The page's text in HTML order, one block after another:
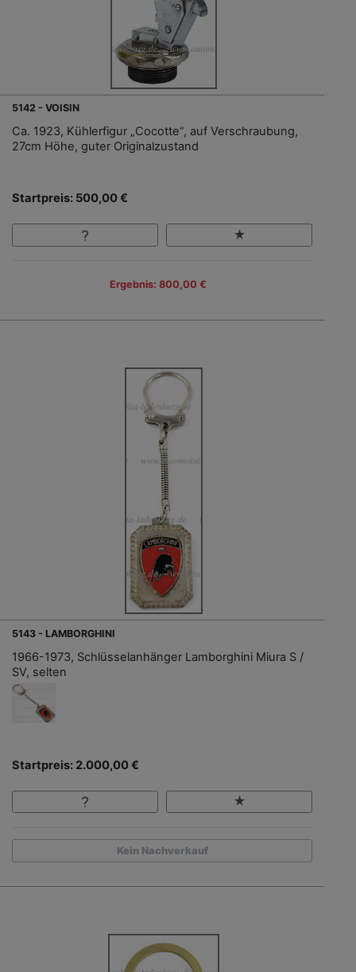
5142 - VOISIN
Ca. 1923, Kühlerfigur „Cocotte“, auf Verschraubung,
27cm Höhe, guter Originalzustand
Startpreis: 500,00 €
Ergebnis: 800,00 €
5143 - LAMBORGHINI
1966-1973, Schlüsselanhänger Lamborghini Miura S /
SV, selten
Startpreis: 2.000,00 €
Kein Nachverkauf